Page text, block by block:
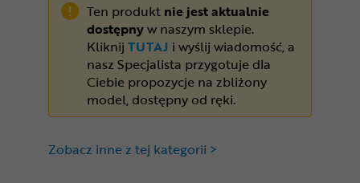
Ten produkt nie jest aktualnie
dostępnyw naszym sklepie.
Kliknij TUTAJ i wyślij wiadomość, a
nasz Specjalista przygotuje dla
Ciebie propozycje na zbliżony
model, dostępny od ręki.
Zobacz inne z tej kategorii >